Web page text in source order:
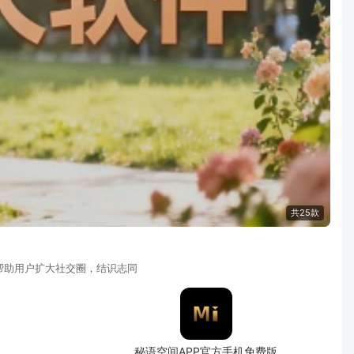
共25款
用户扩大社交圈，结识志同
秘语空间APP官方手机免费版